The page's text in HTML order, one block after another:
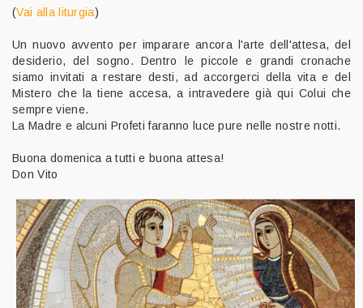
(Vai alla liturgia)
Un nuovo avvento per imparare ancora l'arte dell'attesa, del
desiderio, del sogno. Dentro le piccole e grandi cronache
siamo invitati a restare desti, ad accorgerci della vita e del
Mistero che la tiene accesa, a intravedere già qui Colui che
sempre viene.
La Madre e alcuni Profeti faranno luce pure nelle nostre notti.
Buona domenica a tutti e buona attesa!
Don Vito